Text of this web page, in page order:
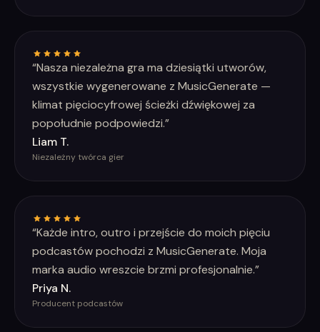
“Nasza niezależna gra ma dziesiątki utworów,
wszystkie wygenerowane z MusicGenerate —
klimat pięciocyfrowej ścieżki dźwiękowej za
popołudnie podpowiedzi.”
Liam T.
Niezależny twórca gier
“Każde intro, outro i przejście do moich pięciu
podcastów pochodzi z MusicGenerate. Moja
marka audio wreszcie brzmi profesjonalnie.”
Priya N.
Producent podcastów